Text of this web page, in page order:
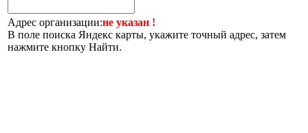
Адрес организации:не указан !
В поле поиска Яндекс карты, укажите точный адрес, затем
нажмите кнопку Найти.